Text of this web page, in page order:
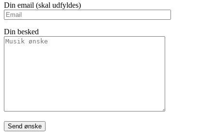
Din email (skal udfyldes)
Din besked
Please leave this field empty.